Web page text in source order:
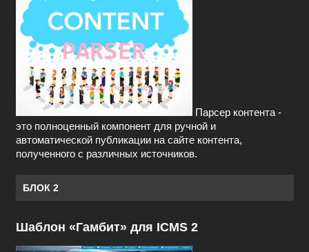
Парсер контента -
это полноценный компонент для ручной и
автоматической публикации на сайте контента,
полученного с различных источников.
БЛОК 2
Шаблон «Гамбит» для ICMS 2